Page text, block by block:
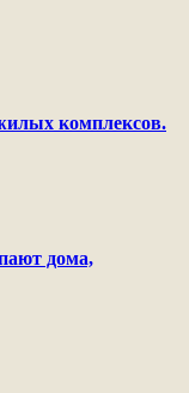
комплексов.
дома,